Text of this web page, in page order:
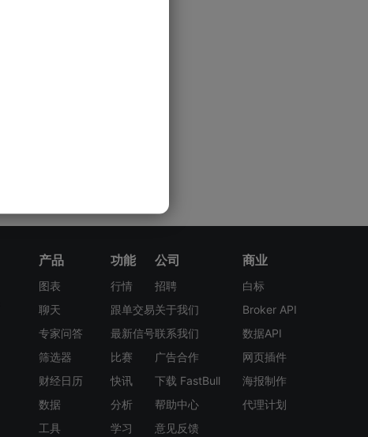
产品
图表
聊天
专家问答
筛选器
财经日历
数据
工具
功能
行情
跟单交易
最新信号
比赛
快讯
分析
学习
公司
招聘
关于我们
联系我们
广告合作
下载 FastBull
帮助中心
意见反馈
商业
白标
Broker API
数据API
网页插件
海报制作
代理计划